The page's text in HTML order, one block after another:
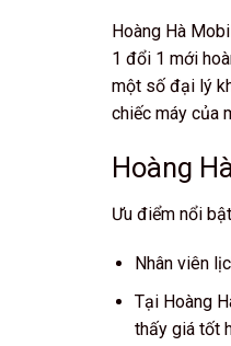
Hoàng Hà
1 đổi 1 mới
một số đại lý
chiếc máy của
Hoàng
Ưu điểm nổi bật
Nhân viên
Tại Hoàng
thấy giá tốt